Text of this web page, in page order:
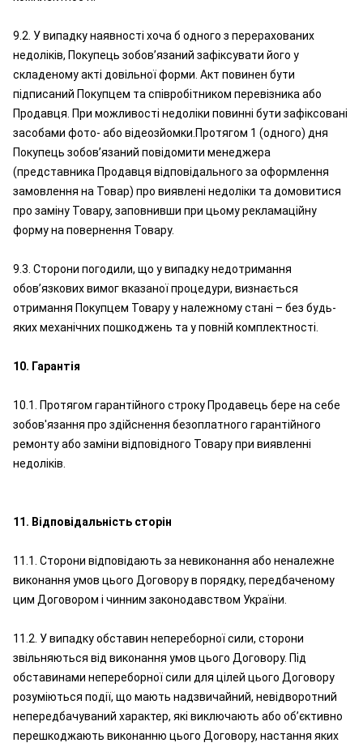
9.2. У випадку наявності хоча б одного з перерахованих
недоліків, Покупець зобов’язаний зафіксувати його у
складеному акті довільної форми. Акт повинен бути
підписаний Покупцем та співробітником перевізника або
Продавця. При можливості недоліки повинні бути зафіксовані
засобами фото- або відеозйомки.Протягом 1 (одного) дня
Покупець зобов’язаний повідомити менеджера
(представника Продавця відповідального за оформлення
замовлення на Товар) про виявлені недоліки та домовитися
про заміну Товару, заповнивши при цьому рекламаційну
форму на повернення Товару.
9.3. Сторони погодили, що у випадку недотримання
обов’язкових вимог вказаної процедури, визнається
отримання Покупцем Товару у належному стані – без будь-
яких механічних пошкоджень та у повній комплектності.
10. Гарантія
10.1. Протягом гарантійного строку Продавець бере на себе
зобов'язання про здійснення безоплатного гарантійного
ремонту або заміни відповідного Товару при виявленні
недоліків.
11. Відповідальність сторін
11.1. Сторони відповідають за невиконання або неналежне
виконання умов цього Договору в порядку, передбаченому
цим Договором і чинним законодавством України.
11.2. У випадку обставин непереборної сили, сторони
звільняються від виконання умов цього Договору. Під
обставинами непереборної сили для цілей цього Договору
розуміються події, що мають надзвичайний, невідворотний
непередбачуваний характер, які виключають або об’єктивно
перешкоджають виконанню цього Договору, настання яких